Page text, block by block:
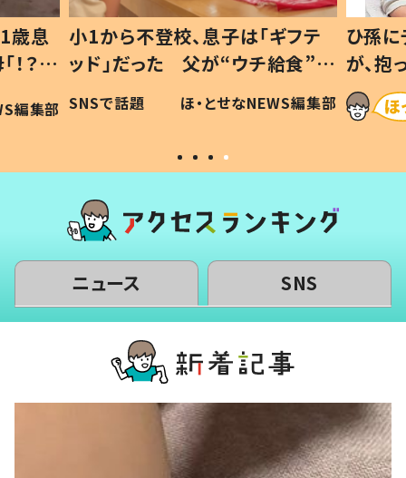
フテ
食”を
編集部
ひ孫にデレデレな80歳じいじ
が、抱っこすると…ひ孫の反応に
「涙が出ました」「可愛くて仕方な
い」
ほ・とせなNEWS編集部
ニュース SNS